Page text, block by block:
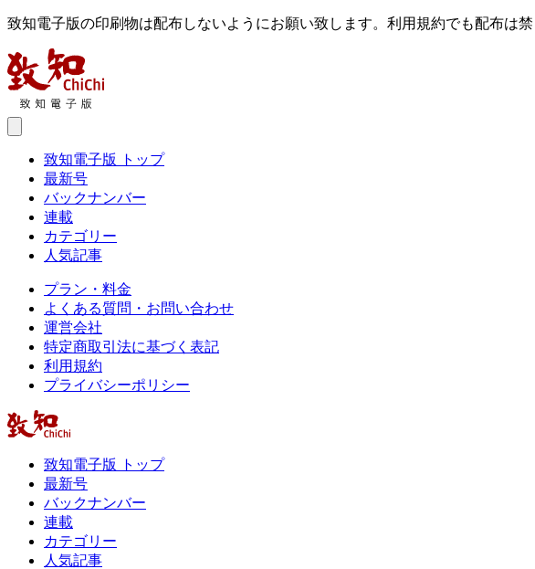
致知電子版の印刷物は配布しないようにお願い致します。利用規約でも配布は禁
致知電子版 トップ
最新号
バックナンバー
連載
カテゴリー
人気記事
プラン・料金
よくある質問・お問い合わせ
運営会社
特定商取引法に基づく表記
利用規約
プライバシーポリシー
致知電子版 トップ
最新号
バックナンバー
連載
カテゴリー
人気記事